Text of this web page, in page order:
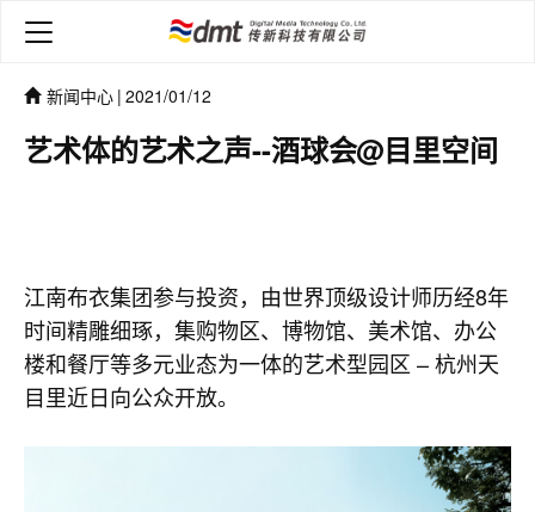
新闻中心 | 2021/01/12
艺术体的艺术之声--酒球会@目里空间
江南布衣集团参与投资，由世界顶级设计师历经8年
时间精雕细琢，集购物区、博物馆、美术馆、办公
楼和餐厅等多元业态为一体的艺术型园区 – 杭州天
目里近日向公众开放。